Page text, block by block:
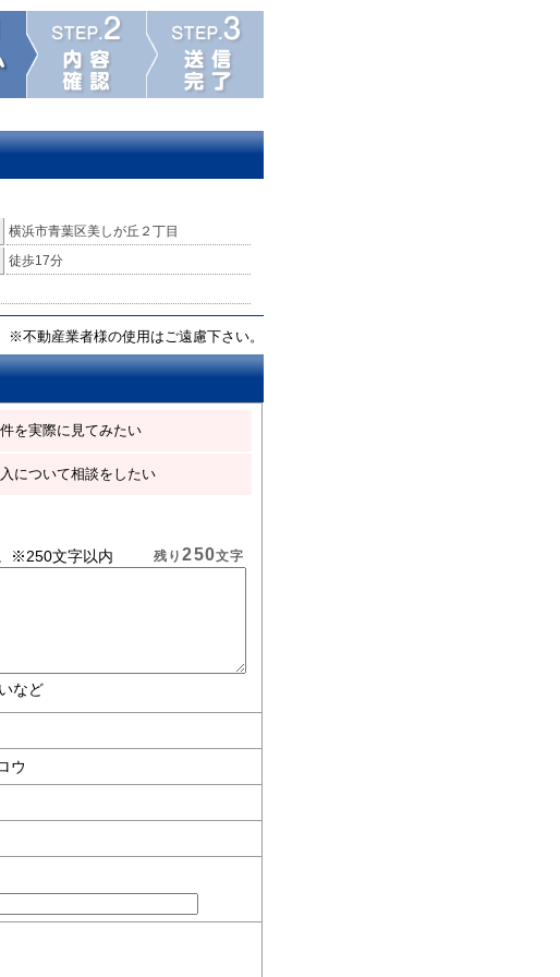
横浜市青葉区美しが丘２丁目
徒歩17分
※不動産業者様の使用はご遠慮下さい。
を実際に見てみたい
について相談をしたい
※250文字以内
など
残り250文字
ウ